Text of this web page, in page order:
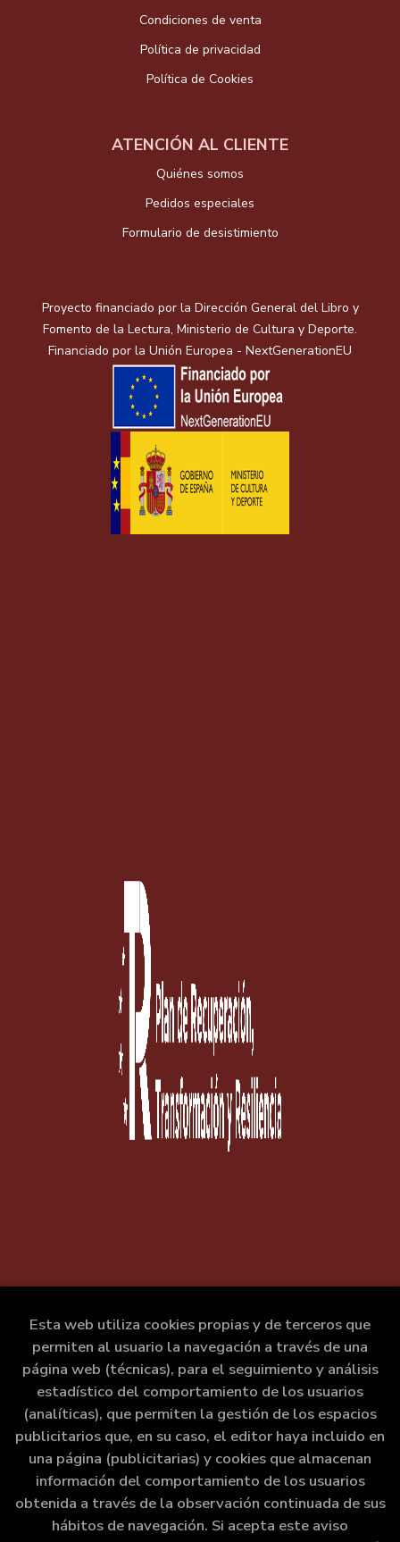
Condiciones de venta
Política de privacidad
Política de Cookies
ATENCIÓN AL CLIENTE
Quiénes somos
Pedidos especiales
Formulario de desistimiento
Proyecto financiado por la Dirección General del Libro y
Fomento de la Lectura, Ministerio de Cultura y Deporte.
Financiado por la Unión Europea - NextGenerationEU
Esta web utiliza cookies propias y de terceros que
permiten al usuario la navegación a través de una
página web (técnicas), para el seguimiento y análisis
estadístico del comportamiento de los usuarios
(analíticas), que permiten la gestión de los espacios
publicitarios que, en su caso, el editor haya incluido en
una página (publicitarias) y cookies que almacenan
información del comportamiento de los usuarios
obtenida a través de la observación continuada de sus
hábitos de navegación. Si acepta este aviso